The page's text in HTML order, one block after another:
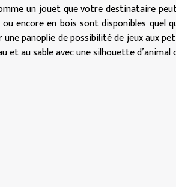
un jouet que votre destinataire
encore en bois sont disponibles quel
panoplie de possibilité de jeux aux
et au sable avec une silhouette d’animal